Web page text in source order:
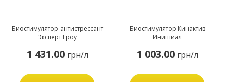
Биостимулятор-антистрессант
Эксперт Гроу
1 431.00 грн/л
Биостимулятор Кинактив
Инишиал
1 003.00 грн/л